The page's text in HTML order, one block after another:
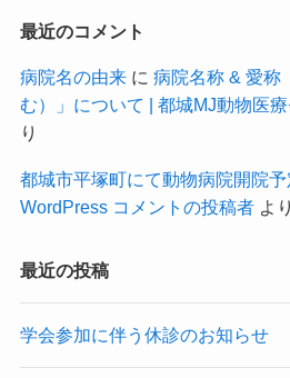
最近のコメント
病院名の由来に 病院名称 & 愛称
む）」について | 都城MJ動物医療
り
都城市平塚町にて動物病院開院
WordPress コメントの投稿者より
最近の投稿
学会参加に伴う休診のお知らせ